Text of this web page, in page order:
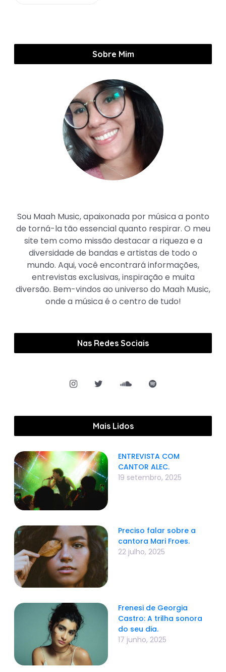
Sobre Mim
Sou Maah Music, apaixonada por música a ponto
de torná-la tão essencial quanto respirar. O meu
site tem como missão destacar a riqueza e a
diversidade de bandas e artistas de todo o
mundo. Aqui, você encontrará informações,
entrevistas exclusivas, inspiração e muita
diversão. Bem-vindos ao universo do Maah Music,
onde a música é o centro de tudo!
Nas Redes Sociais
Mais Lidos
ENTREVISTA COM
CANTOR ALEC.
19 setembro, 2025
Preciso falar sobre a
cantora Mari Froes.
22 julho, 2025
Frenesi de Georgia
Castro: A trilha sonora
do seu dia.
17 junho, 2025